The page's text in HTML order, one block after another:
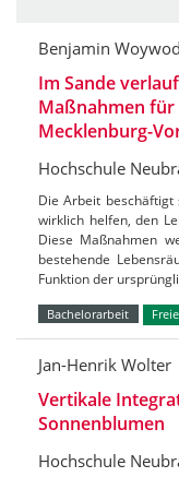
Benjamin
Im Sande
Maßnahmen für
Mecklenburg-
Hochschule
Die Arbeit beschäftigt
wirklich helfen, den
Diese Maßnahmen
bestehende
Funktion der
Bachelorarbeit
Jan-Henrik Wolter
Vertikale
Sonnenblumen
Hochschule